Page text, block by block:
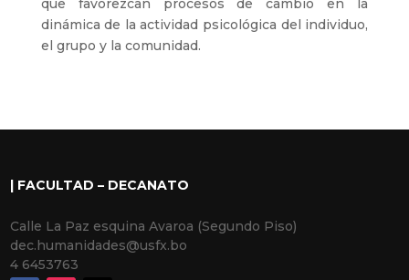
que favorezcan procesos de cambio en la
dinámica de la actividad psicológica del individuo,
el grupo y la comunidad.
| FACULTAD – DECANATO
Calle La Paz esquina Avaroa (Segundo Piso)
dec.humanidades@usfx.bo
4 6453763